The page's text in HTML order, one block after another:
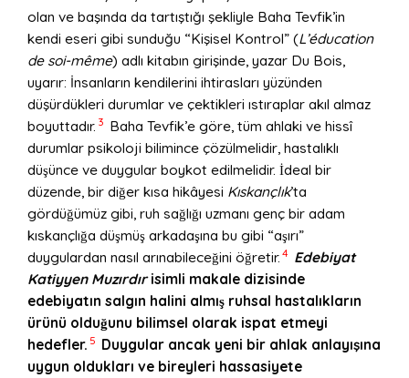
olan ve başında da tartıştığı şekliyle Baha Tevfik’in
kendi eseri gibi sunduğu “Kişisel Kontrol” (L’éducation
de soi-même) adlı kitabın girişinde, yazar Du Bois,
uyarır: İnsanların kendilerini ihtirasları yüzünden
düşürdükleri durumlar ve çektikleri ıstıraplar akıl almaz
boyuttadır. 3 Baha Tevfik’e göre, tüm ahlaki ve hissî
durumlar psikoloji bilimince çözülmelidir, hastalıklı
düşünce ve duygular boykot edilmelidir. İdeal bir
düzende, bir diğer kısa hikâyesi Kıskançlık’ta
gördüğümüz gibi, ruh sağlığı uzmanı genç bir adam
kıskançlığa düşmüş arkadaşına bu gibi “aşırı”
duygulardan nasıl arınabileceğini öğretir. 4 Edebiyat
Katiyyen Muzırdırisimli makale dizisinde
edebiyatın salgın halini almış ruhsal hastalıkların
ürünü olduğunu bilimsel olarak ispat etmeyi
hedefler. 5 Duygular ancak yeni bir ahlak anlayışına
uygun oldukları ve bireyleri hassasiyete